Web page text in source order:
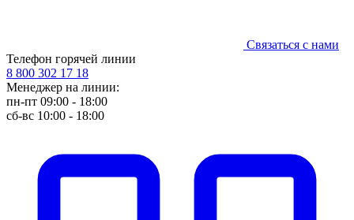
Связаться с нами
Телефон горячей линии
8 800 302 17 18
Менеджер на линии:
пн-пт 09:00 - 18:00
сб-вс 10:00 - 18:00